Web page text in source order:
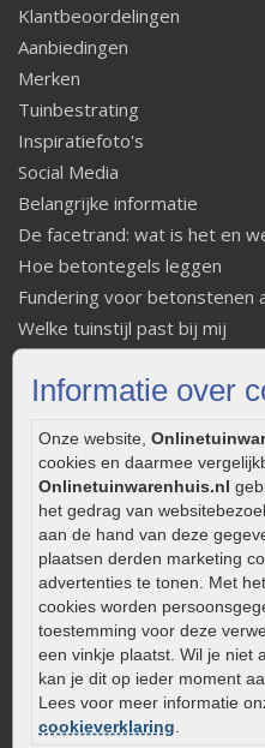
Informatie over
Onze website,
cookies en daarmee
Onlinetuinwarenhuis.nl
het gedrag van
aan de hand van deze
plaatsen derden marketing
advertenties te tonen. Met
cookies worden
toestemming voor deze
een vinkje plaatst. Wil je niet
kan je dit op ieder moment
Lees voor meer informatie
cookieverklaring
Klantbeoordelingen
Aanbiedingen
Merken
Tuinbestrating
Inspiratiefoto's
Social Media
Belangrijke informatie
De facetrand: wat is het en
Hoe betontegels leggen
Fundering voor betonstenen
Welke tuinstijl past bij mij
Legverbanden gebakken
Aanlegtips voor gebakken
Zelf een terras aanleggen
Kleine stadstuin inrichten
0320 – 219170
Kaapstanderweg 41
8243 RB Lelystad
info@onlinetuinwarenhuis.nl
Routebeschrijving
Openingstijden